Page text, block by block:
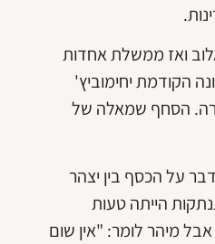
ושמאלוב ואז ממשלת אחדות
הקודמת יחימוביץ'
הסחף שמאלה של
על הכסף בין יצהר
הייתה טעות
מיהר לומר: "אין שום